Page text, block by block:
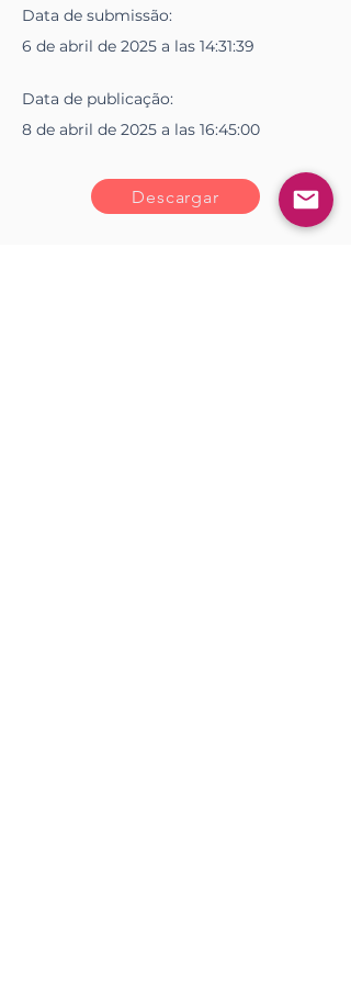
Data de submissão:
6 de abril de 2025 a las 14:31:39
Data de publicação:
8 de abril de 2025 a las 16:45:00
Descargar